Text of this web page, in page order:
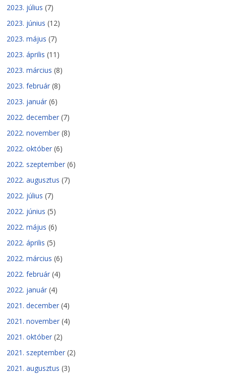
2023. július (7)
2023. június (12)
2023. május (7)
2023. április (11)
2023. március (8)
2023. február (8)
2023. január (6)
2022. december (7)
2022. november (8)
2022. október (6)
2022. szeptember (6)
2022. augusztus (7)
2022. július (7)
2022. június (5)
2022. május (6)
2022. április (5)
2022. március (6)
2022. február (4)
2022. január (4)
2021. december (4)
2021. november (4)
2021. október (2)
2021. szeptember (2)
2021. augusztus (3)